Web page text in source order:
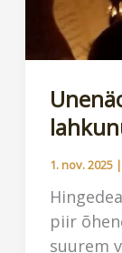
1. nov. 2025 |
piir
suurem